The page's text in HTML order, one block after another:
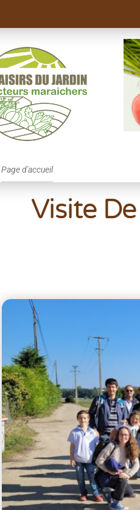
Page d'accueil
Visite